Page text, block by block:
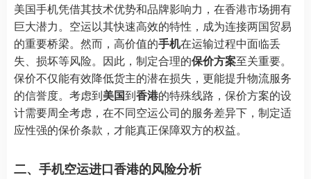
美国手机凭借其技术优势和品牌影响力，在香港市场拥有
巨大潜力。空运以其快速高效的特性，成为连接两国贸易
的重要桥梁。然而，高价值的手机在运输过程中面临丢
失、损坏等风险。因此，制定合理的保价方案至关重要。
保价不仅能有效降低货主的潜在损失，更能提升物流服务
的信誉度。考虑到美国到香港的特殊线路，保价方案的设
计需要周全考虑，在不同空运公司的服务差异下，制定适
应性强的保价条款，才能真正保障双方的权益。
二、手机空运进口香港的风险分析